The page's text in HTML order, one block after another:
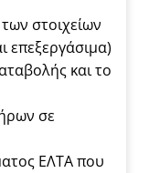
στοιχείων
επεξεργάσιμα)
και το
σε
ΕΛΤΑ που